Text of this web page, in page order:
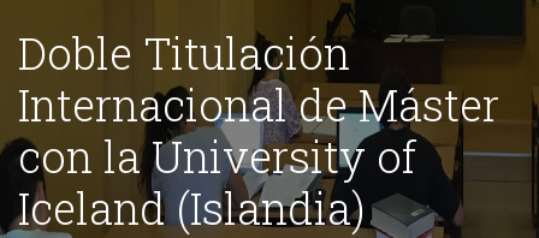
Doble Titulación
Internacional de Máster
con la University of
Iceland (Islandia)